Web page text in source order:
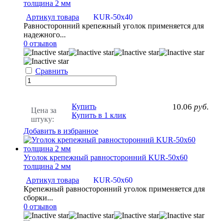
толщина 2 мм
Артикул товара
KUR-50х40
Равносторонний крепежный уголок применяется для
надежного...
0 отзывов
Сравнить
Цена за
штуку:
10.06 руб.
Купить
Купить в 1 клик
Добавить в избранное
Уголок крепежный равносторонний KUR-50х60
толщина 2 мм
Артикул товара
KUR-50х60
Крепежный равносторонний уголок применяется для
сборки...
0 отзывов